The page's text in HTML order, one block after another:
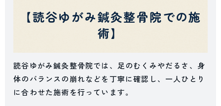
【読谷ゆがみ鍼灸整骨院での施
術】
読谷ゆがみ鍼灸整骨院では、足のむくみやだるさ、身
体のバランスの崩れなどを丁寧に確認し、一人ひとり
に合わせた施術を行っています。